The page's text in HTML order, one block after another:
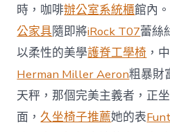
時，咖啡辦公室系統櫃館內
公家具隨即將iRock T07蕾絲
以柔性的美學護脊工學椅 ，
Herman Miller Aeron粗暴財
天秤，那個完美主義者，正
面，久坐椅子推薦她的表